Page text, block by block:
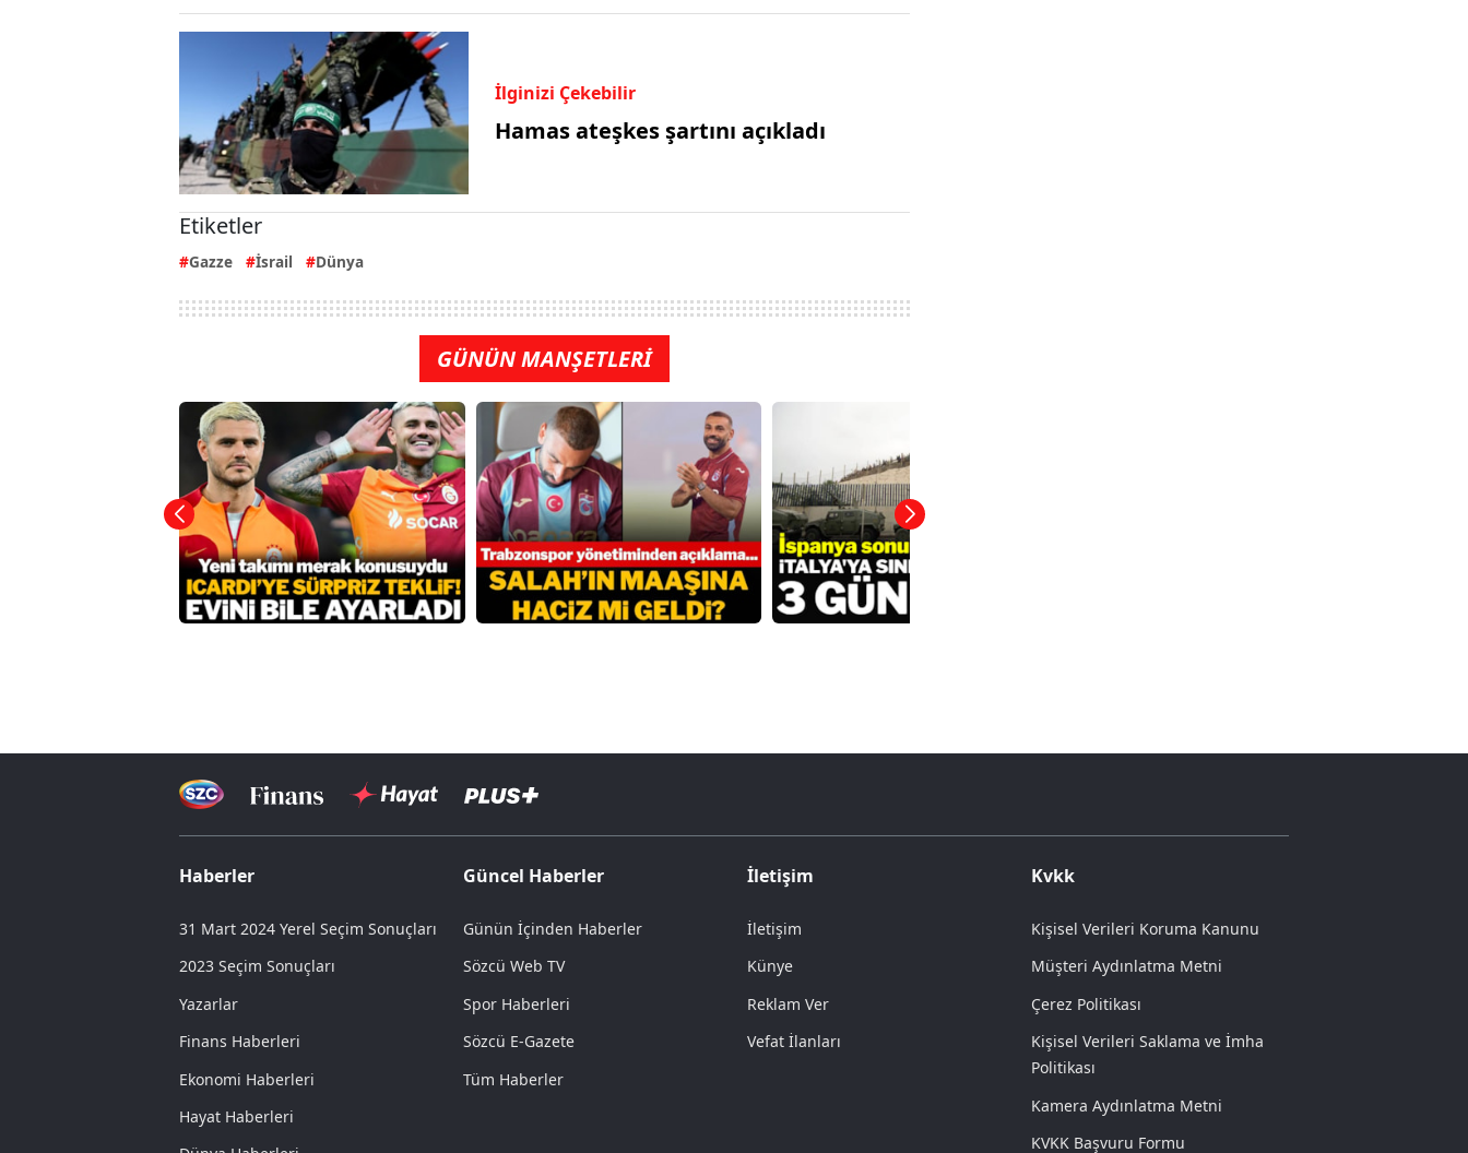
İlginizi Çekebilir
Hamas ateşkes şartını açıkladı
Etiketler
Gazze İsrail Dünya
GÜNÜN MANŞETLERİ
Haberler
31 Mart 2024 Yerel Seçim Sonuçları
2023 Seçim Sonuçları
Yazarlar
Finans Haberleri
Ekonomi Haberleri
Hayat Haberleri
Güncel Haberler
Günün İçinden Haberler
Sözcü Web TV
Spor Haberleri
Sözcü E-Gazete
Tüm Haberler
İletişim
İletişim
Künye
Reklam Ver
Vefat İlanları
Kvkk
Kişisel Verileri Koruma Kanunu
Müşteri Aydınlatma Metni
Çerez Politikası
Kişisel Verileri Saklama ve İmha
Politikası
Kamera Aydınlatma Metni
KVKK Başvuru Formu